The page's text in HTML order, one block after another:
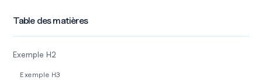
Table des matières
Exemple H2
Exemple H3